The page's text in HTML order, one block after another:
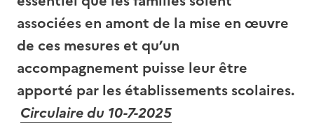
associées en amont de la mise en œuvre
de ces mesures et qu’un
accompagnement puisse leur être
apporté par les établissements scolaires.
Circulaire du 10-7-2025